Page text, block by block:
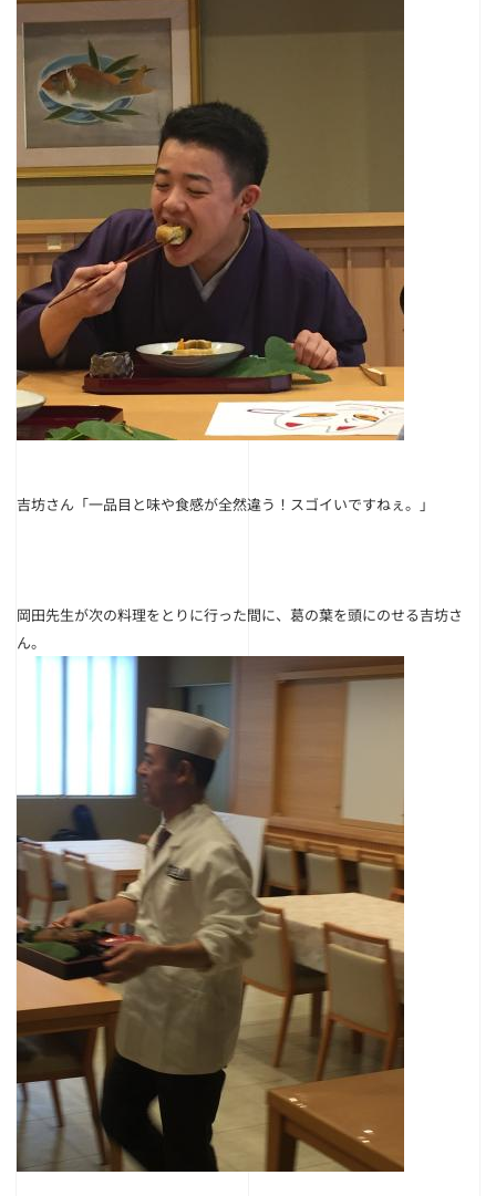
吉坊さん 「一品目と味や食感が全然違う！スゴイいですねぇ。」
岡田先生が次の料理をとりに行った間に、葛の葉を頭にのせる吉坊さ
ん。